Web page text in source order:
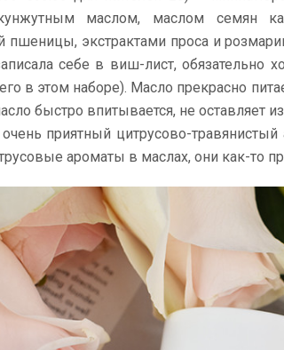
маслом, маслом семян
экстрактами проса и
себе в виш-лист, обязательно
в этом наборе). Масло прекрасно
быстро впитывается, не оставляет
очень приятный цитрусово-
ароматы в маслах, они как-то